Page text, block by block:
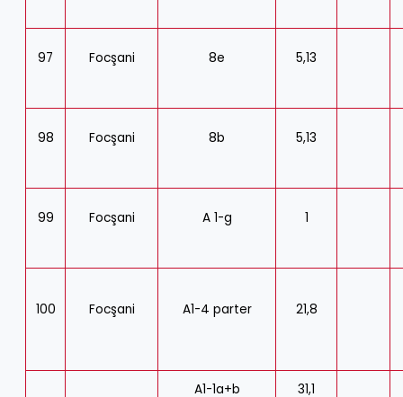
97 Focşani 8e 5,13
98 Focşani 8b 5,13
99 Focşani A 1-g 1
100 Focşani A1-4 parter 21,8
A1-1a+b 31,1